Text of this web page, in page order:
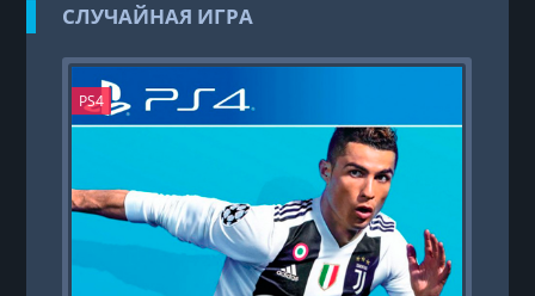
СЛУЧАЙНАЯ ИГРА
PS4